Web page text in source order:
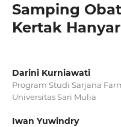
Samping
Kertak Hanyar
Darini Kurniawati
Program Studi Sarjana
Universitas Sari Mulia
Iwan Yuwindry